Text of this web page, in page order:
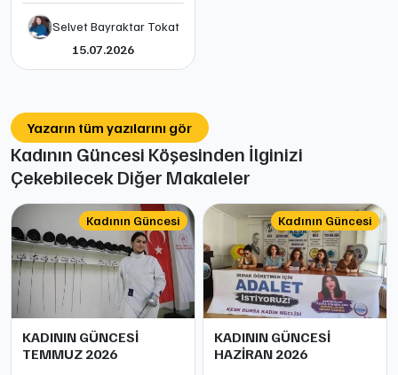
Selvet Bayraktar Tokat
15.07.2026
Yazarın tüm yazılarını gör
Kadının Güncesi Köşesinden İlginizi
Çekebilecek Diğer Makaleler
Kadının Güncesi
KADININ GÜNCESİ
TEMMUZ 2026
Kadının Güncesi
KADININ GÜNCESİ
HAZİRAN 2026